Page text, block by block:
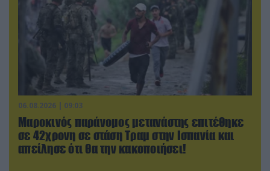
06.08.2026 | 09:03
Μαροκινός παράνομος μετανάστης επιτέθηκε
σε 42χρονη σε στάση Τραμ στην Ισπανία και
απείλησε ότι θα την κακοποιήσει!